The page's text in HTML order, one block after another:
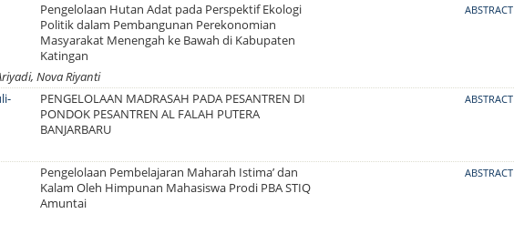
Pengelolaan Hutan Adat pada Perspektif Ekologi
Politik dalam Pembangunan Perekonomian
Masyarakat Menengah ke Bawah di Kabupaten
Katingan
ABSTRACT
Nova Riyanti
PENGELOLAAN MADRASAH PADA PESANTREN DI
PONDOK PESANTREN AL FALAH PUTERA
BANJARBARU
ABSTRACT
Pengelolaan Pembelajaran Maharah Istima’ dan
Kalam Oleh Himpunan Mahasiswa Prodi PBA STIQ
Amuntai
ABSTRACT